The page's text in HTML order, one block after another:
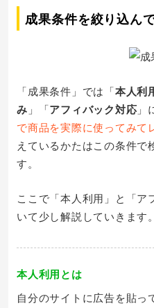
成果条件を絞り込ん
「成果条件」では「本人利
み 」「アフィバック対応 」
で商品を実際に使ってみて
えているかたはこの条件で
す。
ここで「本人利用」と「ア
いて少し解説していきます。
本人利用とは
自分のサイトに広告を貼っ